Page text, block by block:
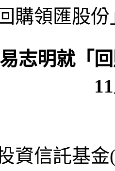
購領匯股
志明就「
資信託基